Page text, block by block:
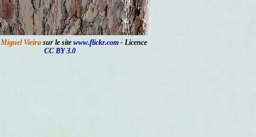
Miguel Vieira sur le site www.flickr.com - Licence
CC BY 3.0